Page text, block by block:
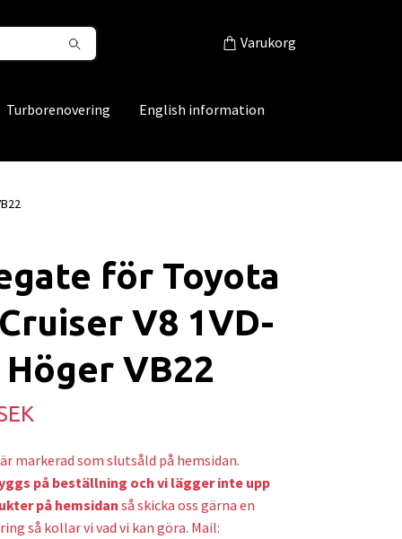
Varukorg
Turborenovering
English information
för Toyota
V8 1VD-
Höger VB22
markerad som slutsåld på hemsidan.
på beställning och vi lägger inte upp
på hemsidan så skicka oss gärna en
så kollar vi vad vi kan göra. Mail: